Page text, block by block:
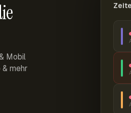
Mobil
& mehr